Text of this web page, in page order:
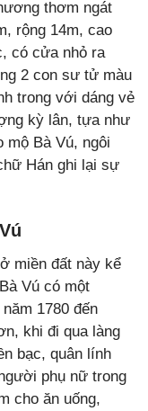
thơm ngát
rộng 14m, cao
có cửa nhỏ ra
2 con sư tử màu
trong với dáng vẻ
kỳ lân, tựa như
mộ Bà Vú, ngôi
Hán ghi lại sự
miền đất này kể
Vú có một
1780 đến
khi đi qua làng
bạc, quân lính
phụ nữ trong
cho ăn uống,